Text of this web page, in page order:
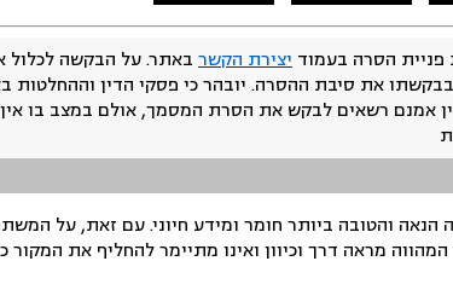
הסרה בעמוד יצירת הקשר באתר. על הבקשה
בבקשתו את סיבת ההסרה. יובהר כי פסקי הדין וההחלטות
אמנם רשאים לבקש את הסרת המסמך, אולם במצב בו
והטובה ביותר חומר ומידע חיוני. עם זאת, על
מראה דרך וכיוון ואינו מתיימר להחליף את המקור